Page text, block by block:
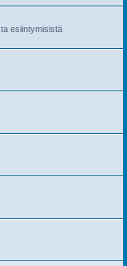
esiintymisistä